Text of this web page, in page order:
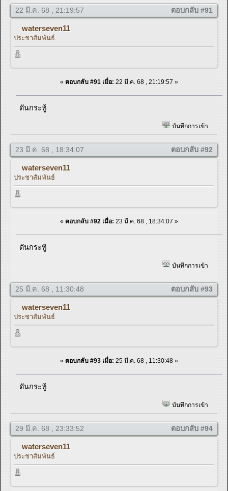
22 มี.ค. 68 , 21:19:57 ตอบกลับ #91
waterseven11
ประชาสัมพันธ์
« ตอบกลับ #91 เมื่อ: 22 มี.ค. 68 , 21:19:57 »
ดันกระทู้
บันทึกการเข้า
23 มี.ค. 68 , 18:34:07 ตอบกลับ #92
waterseven11
ประชาสัมพันธ์
« ตอบกลับ #92 เมื่อ: 23 มี.ค. 68 , 18:34:07 »
ดันกระทู้
บันทึกการเข้า
25 มี.ค. 68 , 11:30:48 ตอบกลับ #93
waterseven11
ประชาสัมพันธ์
« ตอบกลับ #93 เมื่อ: 25 มี.ค. 68 , 11:30:48 »
ดันกระทู้
บันทึกการเข้า
29 มี.ค. 68 , 23:33:52 ตอบกลับ #94
waterseven11
ประชาสัมพันธ์